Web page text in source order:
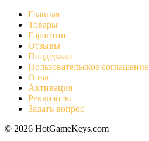
Главная
Товары
Гарантии
Отзывы
Поддержка
Пользовательское соглашение
О нас
Активация
Реквизиты
Задать вопрос
© 2026 HotGameKeys.com